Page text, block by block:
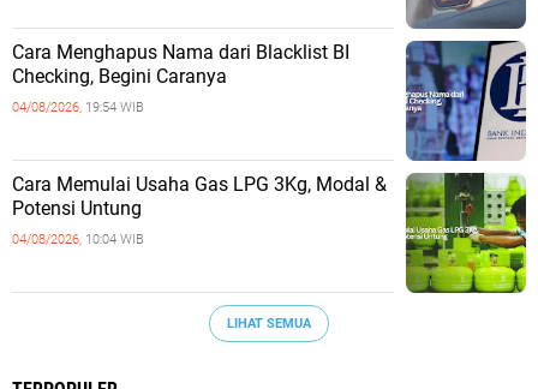
Cara Menghapus Nama dari Blacklist BI
Checking, Begini Caranya
04/08/2026, 19:54 WIB
Cara Memulai Usaha Gas LPG 3Kg, Modal &
Potensi Untung
04/08/2026, 10:04 WIB
LIHAT SEMUA